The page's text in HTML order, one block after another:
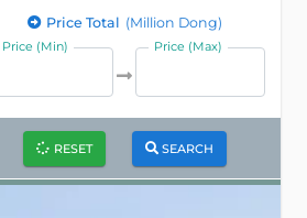
Price Total (Million Dong)
Price (Min) Price (Max)
RESET SEARCH